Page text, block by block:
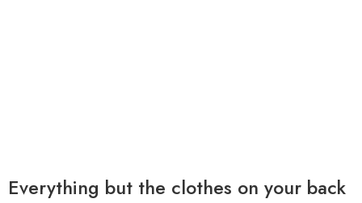
Everything but the clothes on your back